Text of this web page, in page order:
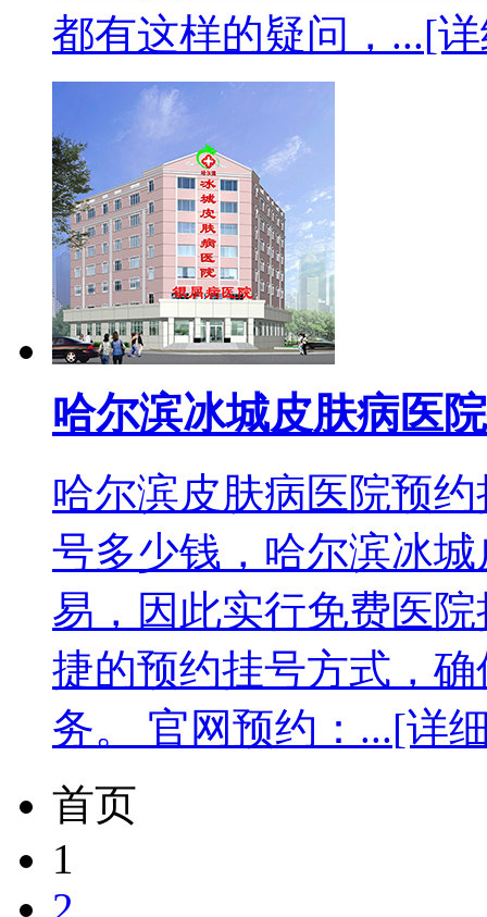
都有这样的疑问，...[
哈尔滨冰城皮肤病医
哈尔滨皮肤病医院预
号多少钱，哈尔滨冰
易，因此实行免费医
捷的预约挂号方式，
务。 官网预约：...[详
首页
1